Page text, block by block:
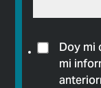
Doy mi
mi